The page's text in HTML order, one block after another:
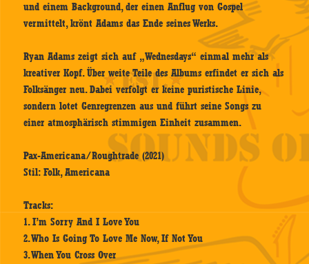
und einem Background, der einen Anflug von Gospel
vermittelt, krönt Adams das Ende seines Werks.
Ryan Adams zeigt sich auf „Wednesdays“ einmal mehr als
kreativer Kopf. Über weite Teile des Albums erfindet er sich als
Folksänger neu. Dabei verfolgt er keine puristische Linie,
sondern lotet Genregrenzen aus und führt seine Songs zu
einer atmosphärisch stimmigen Einheit zusammen.
Pax-Americana/Roughtrade (2021)
Stil: Folk, Americana
Tracks:
1. I’m Sorry And I Love You
2. Who Is Going To Love Me Now, If Not You
3. When You Cross Over